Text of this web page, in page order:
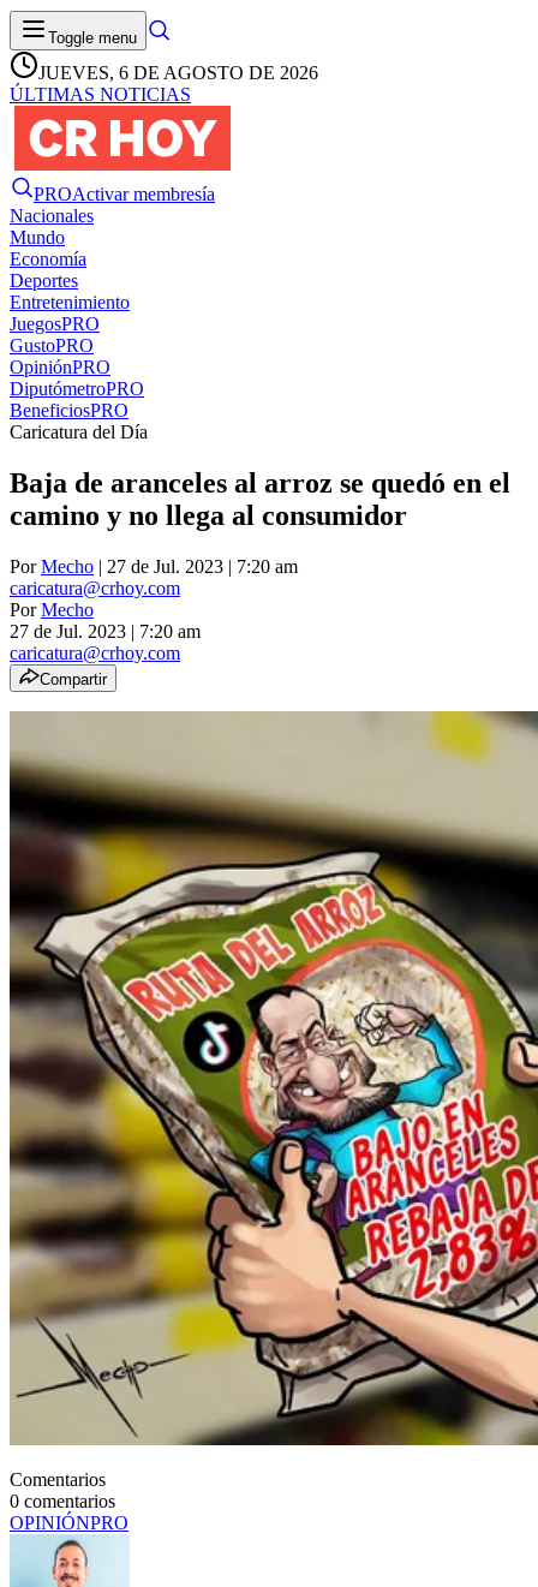
Toggle menu
JUEVES, 6 DE AGOSTO DE 2026
ÚLTIMAS NOTICIAS
PROActivar membresía
Nacionales
Mundo
Economía
Deportes
Entretenimiento
JuegosPRO
GustoPRO
OpiniónPRO
DiputómetroPRO
BeneficiosPRO
Caricatura del Día
Baja de aranceles al arroz se quedó en el
camino y no llega al consumidor
PorMecho | 27 de Jul. 2023 | 7:20 am
caricatura@crhoy.com
PorMecho
27 de Jul. 2023 | 7:20 am
caricatura@crhoy.com
Compartir
Comentarios
0 comentarios
OPINIÓNPRO